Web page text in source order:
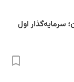
سرمایه‌گذار اول